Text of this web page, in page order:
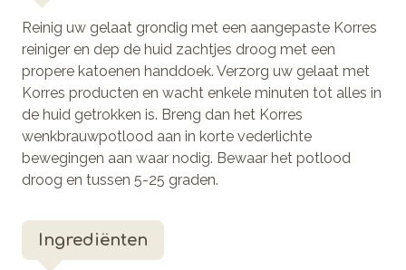
Reinig uw gelaat grondig met een aangepaste Korres
reiniger en dep de huid zachtjes droog met een
propere katoenen handdoek. Verzorg uw gelaat met
Korres producten en wacht enkele minuten tot alles in
de huid getrokken is. Breng dan het Korres
wenkbrauwpotlood aan in korte vederlichte
bewegingen aan waar nodig. Bewaar het potlood
droog en tussen 5-25 graden.
Ingrediënten